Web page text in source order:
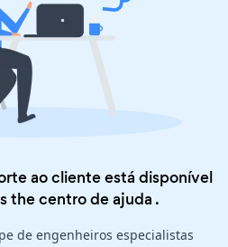
ao cliente está disponível
thecentro de ajuda .
de engenheiros especialistas